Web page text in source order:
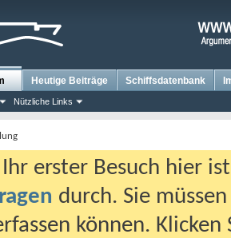
Nützliche Links
Heutige Beiträge Schiffsdatenbank
erster Besuch hier
durch. Sie
können.